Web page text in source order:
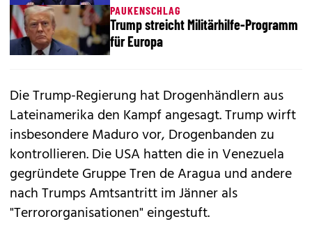
PAUKENSCHLAG
Trump streicht Militärhilfe-Programm
für Europa
Die Trump-Regierung hat Drogenhändlern aus
Lateinamerika den Kampf angesagt. Trump wirft
insbesondere Maduro vor, Drogenbanden zu
kontrollieren. Die USA hatten die in Venezuela
gegründete Gruppe Tren de Aragua und andere
nach Trumps Amtsantritt im Jänner als
"Terrororganisationen" eingestuft.